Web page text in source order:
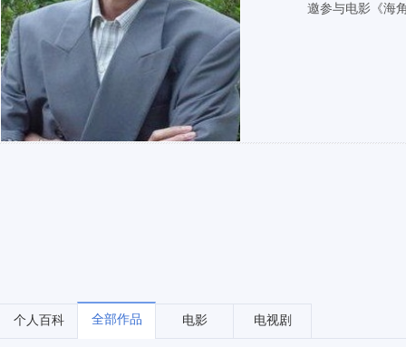
邀参与电影《海
个人百科 全部作品 电影 电视剧